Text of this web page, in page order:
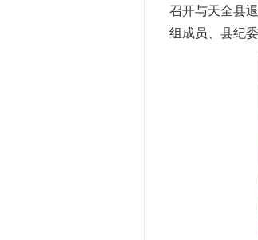
召开与天全县
组成员、县纪